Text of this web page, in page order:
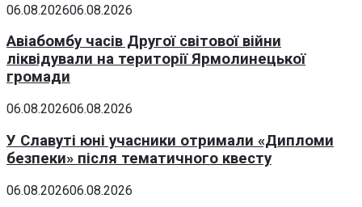
06.08.202606.08.2026
Авіабомбу часів Другої світової війни
ліквідували на території Ярмолинецької
громади
06.08.202606.08.2026
У Славуті юні учасники отримали «Дипломи
безпеки» після тематичного квесту
06.08.202606.08.2026